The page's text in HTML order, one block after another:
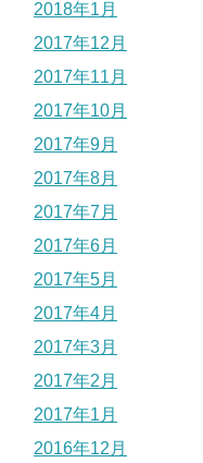
2018年1月
2017年12月
2017年11月
2017年10月
2017年9月
2017年8月
2017年7月
2017年6月
2017年5月
2017年4月
2017年3月
2017年2月
2017年1月
2016年12月